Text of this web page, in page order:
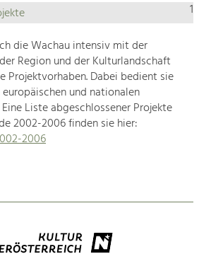
1
die Wachau intensiv mit der
Region und der Kulturlandschaft
Projektvorhaben. Dabei bedient sie
und nationalen
Liste abgeschlossener Projekte
2002-2006 finden sie hier:
2006